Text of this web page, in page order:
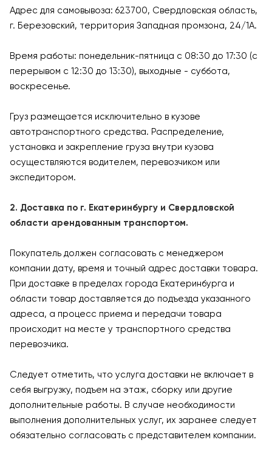
Адрес для самовывоза: 623700, Свердловская область,
г. Березовский, территория Западная промзона, 24/1А.
Время работы: понедельник-пятница с 08:30 до 17:30 (с
перерывом с 12:30 до 13:30), выходные - суббота,
воскресенье.
Груз размещается исключительно в кузове
автотранспортного средства. Распределение,
установка и закрепление груза внутри кузова
осуществляются водителем, перевозчиком или
экспедитором.
2. Доставка по г. Екатеринбургу и Свердловской
области арендованным транспортом.
Покупатель должен согласовать с менеджером
компании дату, время и точный адрес доставки товара.
При доставке в пределах города Екатеринбурга и
области товар доставляется до подъезда указанного
адреса, а процесс приема и передачи товара
происходит на месте у транспортного средства
перевозчика.
Следует отметить, что услуга доставки не включает в
себя выгрузку, подъем на этаж, сборку или другие
дополнительные работы. В случае необходимости
выполнения дополнительных услуг, их заранее следует
обязательно согласовать с представителем компании.